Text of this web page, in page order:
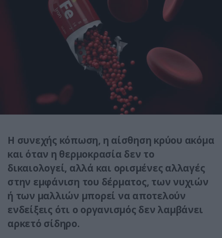
Η συνεχής κόπωση, η αίσθηση κρύου ακόμα
και όταν η θερμοκρασία δεν το
δικαιολογεί, αλλά και ορισμένες αλλαγές
στην εμφάνιση του δέρματος, των νυχιών
ή των μαλλιών μπορεί να αποτελούν
ενδείξεις ότι ο οργανισμός δεν λαμβάνει
αρκετό σίδηρο.